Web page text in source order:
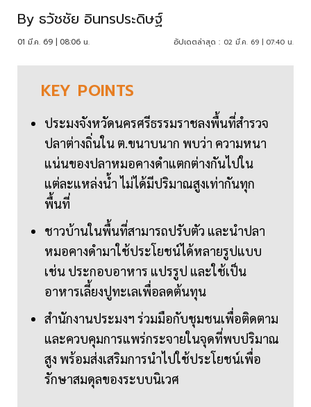
By ธวัชชัย อินทรประดิษฐ์
01 มี.ค. 69 | 08:06 น. อัปเดตล่าสุด : 02 มี.ค. 69 | 07:40 น.
KEY POINTS
ประมงจังหวัดนครศรีธรรมราชลงพื้นที่สำรวจ
ปลาต่างถิ่นใน ต.ขนาบนาก พบว่า ความหนา
แน่นของปลาหมอคางดำแตกต่างกันไปใน
แต่ละแหล่งน้ำ ไม่ได้มีปริมาณสูงเท่ากันทุก
พื้นที่
ชาวบ้านในพื้นที่สามารถปรับตัว และนำปลา
หมอคางดำมาใช้ประโยชน์ได้หลายรูปแบบ
เช่น ประกอบอาหาร แปรรูป และใช้เป็น
อาหารเลี้ยงปูทะเลเพื่อลดต้นทุน
สำนักงานประมงฯ ร่วมมือกับชุมชนเพื่อติดตาม
และควบคุมการแพร่กระจายในจุดที่พบปริมาณ
สูง พร้อมส่งเสริมการนำไปใช้ประโยชน์เพื่อ
รักษาสมดุลของระบบนิเวศ